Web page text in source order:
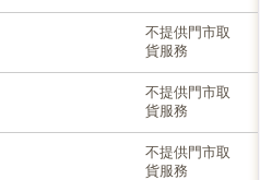
不提供門市取
貨服務
不提供門市取
貨服務
不提供門市取
貨服務